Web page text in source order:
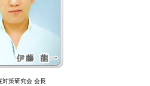
対策研究会 会長